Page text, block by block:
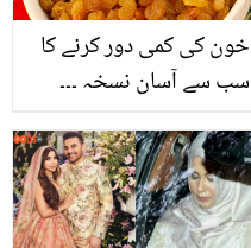
خون کی کمی دور کرنے کا
سب سے آسان نسخہ ۔۔۔
اسے ہمارے بتائے طریقے
سے استعمال کرلیں اور پھر
گالوں کی لالی چیک کریں ۔